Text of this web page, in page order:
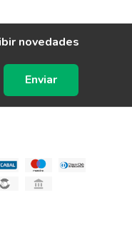
novedades
Enviar